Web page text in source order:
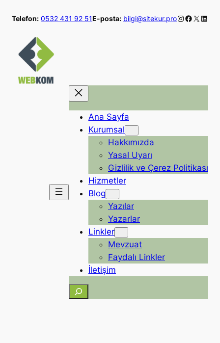
geç
Telefon: 0532 431 92 51E-posta: bilgi@sitekur.proInstagram
X
Ana Sayfa
Kurumsal
Hakkımızda
Yasal Uyarı
Gizlilik ve Çerez Politikası
Hizmetler
Blog
Yazılar
Yazarlar
Linkler
Mevzuat
Faydalı Linkler
İletişim
Ara